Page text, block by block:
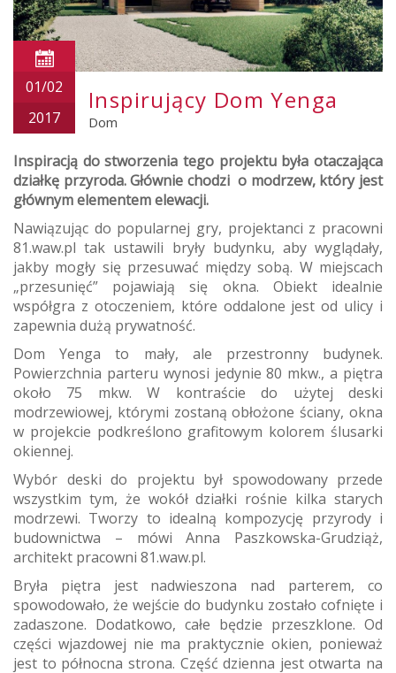
01/02
2017
Inspirujący Dom Yenga
Dom
Inspiracją do stworzenia tego projektu była otaczająca
działkę przyroda. Głównie chodzi o modrzew, który jest
głównym elementem elewacji.
Nawiązując do popularnej gry, projektanci z pracowni
81.waw.pl tak ustawili bryły budynku, aby wyglądały,
jakby mogły się przesuwać między sobą. W miejscach
„przesunięć” pojawiają się okna. Obiekt idealnie
współgra z otoczeniem, które oddalone jest od ulicy i
zapewnia dużą prywatność.
Dom Yenga to mały, ale przestronny budynek.
Powierzchnia parteru wynosi jedynie 80 mkw., a piętra
około 75 mkw. W kontraście do użytej deski
modrzewiowej, którymi zostaną obłożone ściany, okna
w projekcie podkreślono grafitowym kolorem ślusarki
okiennej.
Wybór deski do projektu był spowodowany przede
wszystkim tym, że wokół działki rośnie kilka starych
modrzewi. Tworzy to idealną kompozycję przyrody i
budownictwa – mówi Anna Paszkowska-Grudziąż,
architekt pracowni 81.waw.pl.
Bryła piętra jest nadwieszona nad parterem, co
spowodowało, że wejście do budynku zostało cofnięte i
zadaszone. Dodatkowo, całe będzie przeszklone. Od
części wjazdowej nie ma praktycznie okien, ponieważ
jest to północna strona. Część dzienna jest otwarta na